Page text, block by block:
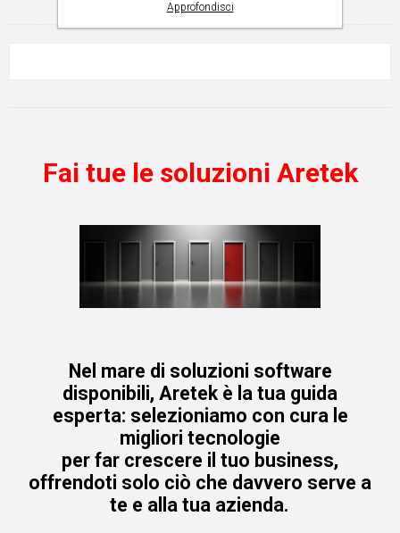
Fai tue le soluzioni Aretek
Nel mare di soluzioni software
disponibili, Aretek è la tua guida
esperta: selezioniamo con cura le
migliori tecnologie
per far crescere il tuo business,
offrendoti solo ciò che davvero serve a
te e alla tua azienda.
Approfondisci